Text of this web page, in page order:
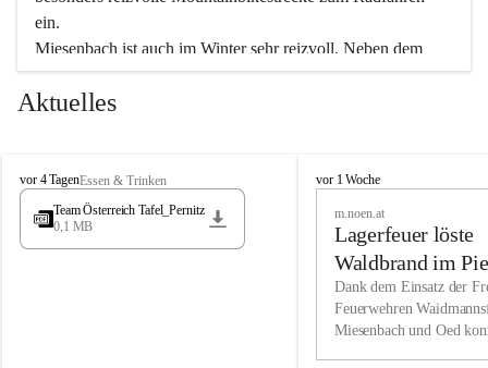
ein.
Miesenbach ist auch im Winter sehr reizvoll. Neben dem
Eisstockschießen gibt es auf dem nahe gelegenen Unterberg
wunderschöne Naturschneepisten, die zum Schifahren oder
vielfältige Angebot unserer Kulturvereine.
Überzeugen Sie sich selbst, dass Sie in Miesenbach sowie
in den Beherbergungsbetrieben, Gaststätten und urigen
Wir kennen Miesenbach als lebens- und liebenswerten Ort.
Tradition und Innovation werden ebenso groß geschrieben
Aktuelles
M
i
s
vor 4 TagenEssen & Trinken
Team Österreich Tafel_Pernitz
0,1 MB
M
h
vor 1 Woche
m.noen.at
Lagerfeuer löste
Waldbrand im
aus
Dank dem Einsatz der
Feuerwehren
Miesenbach und Oed